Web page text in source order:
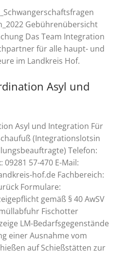
Gebührenübersicht
Das Team Integration
für alle haupt- und
im Landkreis Hof.
Asyl und
Asyl und Integration Für
(Integrationslotsin
Telefon:
09281 57-470 E-Mail:
hof.de Fachbereich:
Formulare:
gemäß § 40 AwSV
Fischotter
LM-Bedarfsgegenstände
einer Ausnahme vom
auf Schießstätten zur